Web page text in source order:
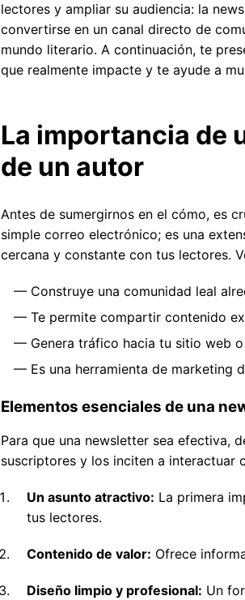
lectores y ampliar su audiencia: la
convertirse en un canal directo de
mundo literario. A continuación, te
que realmente impacte y te ayude a
La importancia de
de un autor
Antes de sumergirnos en el cómo, es
simple correo electrónico; es una
cercana y constante con tus lectores.
Construye una comunidad leal
Te permite compartir contenido
Genera tráfico hacia tu sitio web
Es una herramienta de marketing
Elementos esenciales de una
Para que una newsletter sea efectiva,
suscriptores y los inciten a interactuar
Un asunto atractivo: La primera
tus lectores.
Contenido de valor: Ofrece
Diseño limpio y profesional: Un